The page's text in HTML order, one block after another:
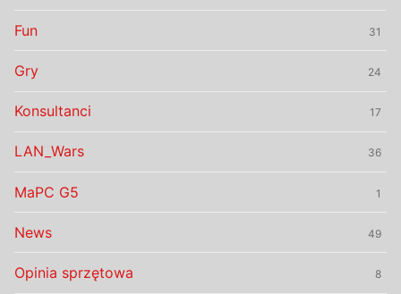
Fun 31
Gry 24
Konsultanci 17
LAN_Wars 36
MaPC G5 1
News 49
Opinia sprzętowa 8